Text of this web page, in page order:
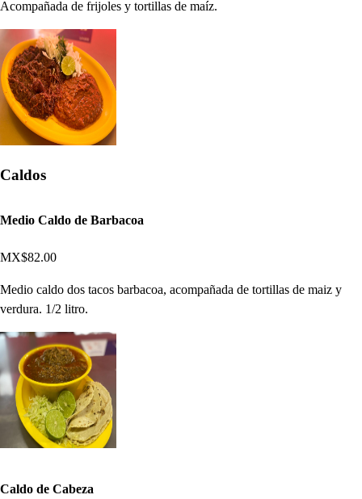
Acompañada de frijoles y tortillas de maíz.
Caldos
Medio Caldo de Barbacoa
MX$82.00
Medio caldo dos tacos barbacoa, acompañada de tortillas de maiz y
verdura. 1/2 litro.
Caldo de Cabeza